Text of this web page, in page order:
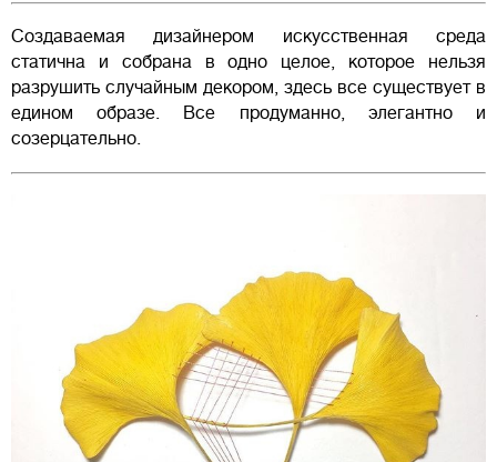
Создаваемая дизайнером искусственная среда
статична и собрана в одно целое, которое нельзя
разрушить случайным декором, здесь все существует в
едином образе. Все продуманно, элегантно и
созерцательно.